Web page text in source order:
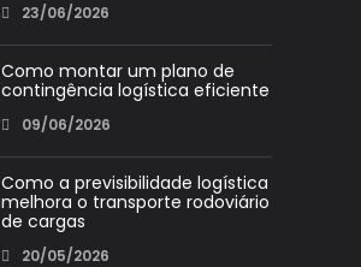
23/06/2026
Como montar um plano de
contingência logística eficiente
09/06/2026
Como a previsibilidade logística
melhora o transporte rodoviário
de cargas
20/05/2026